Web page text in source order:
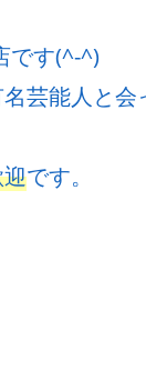
です(^-^)
芸能人と会
です。